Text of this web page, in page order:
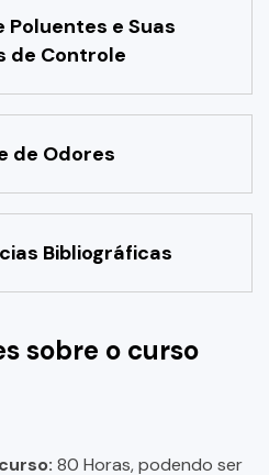
Poluentes e Suas
de Controle
de Odores
Bibliográficas
sobre o curso
80 Horas, podendo ser